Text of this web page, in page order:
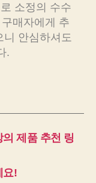
소정의 수수
매자에게 추
안심하셔도
.
제품 추천 링
요!